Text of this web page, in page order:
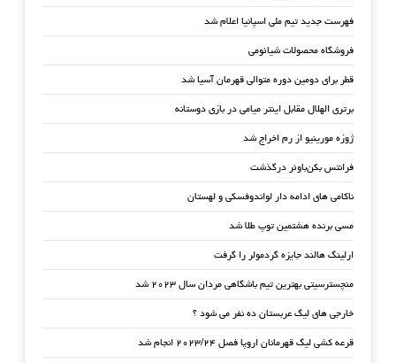
فهرست جدید تیم ملی اسپانیا اعلام شد
فروشگاه محصولات شیائومی
قطر برای دومین دوره متوالی قهرمان آسیا شد
برتری الهلال مقابل اینتر میامی در بازی دوستانه
ژوزه مورینیو از رم اخراج شد
فرانتس بکن‌باوئر درگذشت
ناکامی های ادامه دار لواندوفسکی و لهستان
مسی برنده هشتمین توپ طلا شد
ارلینگ هالند جایزه گردمولر را گرفت
منچسترسیتی بهترین تیم باشگاهی مردان سال ۲۰۲۳ شد
خارجی های لیگ عربستان ده نفر می شود ؟
قرعه کشی لیگ قهرمانان اروپا فصل ۲۰۲۳/۲۴ انجام شد